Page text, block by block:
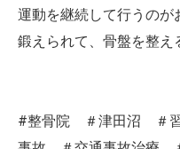
運動を継続して行うの
鍛えられて、骨盤を整え
#整骨院 ＃津田沼 ＃